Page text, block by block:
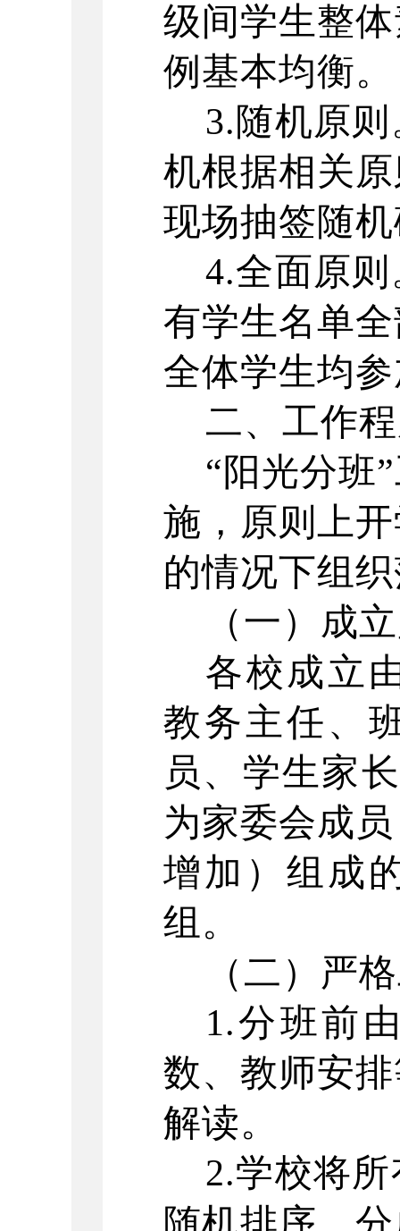
级间学生整
例基本均衡。
3.随机原
机根据相关
现场抽签随
4.全面原
有学生名单
全体学生均
二、工作
“阳光分班
施，原则上
的情况下组
（一）成
各校成立
教务主任、
员、学生家
为家委会成
增加）组成
组。
（二）严
1.分班前
数、教师安
解读。
2.学校将